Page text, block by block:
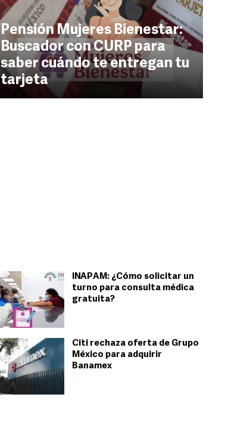
Pensión Mujeres Bienestar:
Buscador con CURP para
saber cuándo te entregan tu
tarjeta
INAPAM: ¿Cómo solicitar un
turno para consulta médica
gratuita?
Citi rechaza oferta de Grupo
México para adquirir
Banamex